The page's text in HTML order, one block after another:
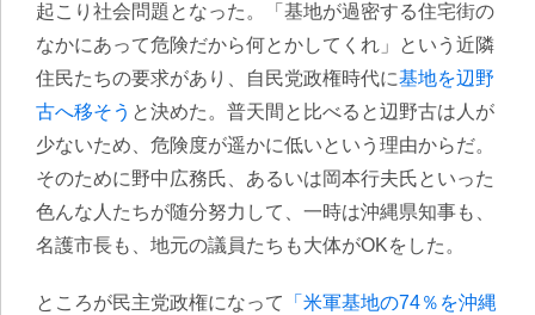
起こり社会問題となった。「基地が過密する住宅街の
なかにあって危険だから何とかしてくれ」という近隣
住民たちの要求があり、自民党政権時代に基地を辺野
古へ移そう と決めた。普天間と比べると辺野古は人が
少ないため、危険度が遥かに低いという理由からだ。
そのために野中広務氏、あるいは岡本行夫氏といった
色んな人たちが随分努力して、一時は沖縄県知事も、
名護市長も、地元の議員たちも大体がOKをした。
ところが民主党政権になって
「米軍基地の74％を沖縄